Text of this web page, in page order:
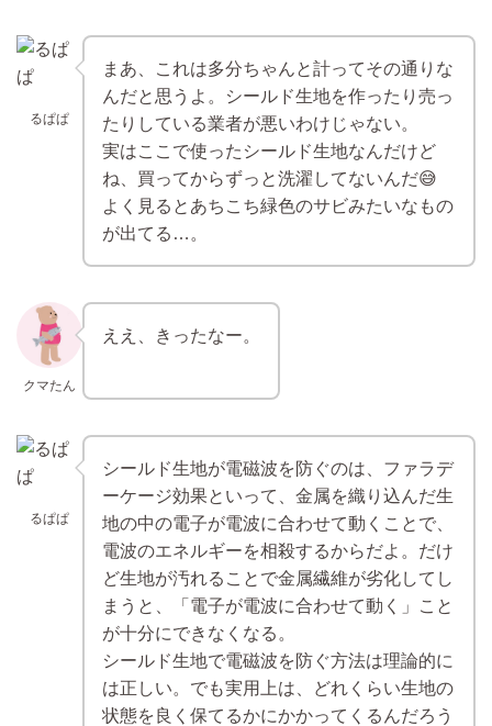
るぱぱ
まあ、これは多分ちゃんと計ってその通りな
んだと思うよ。シールド生地を作ったり売っ
たりしている業者が悪いわけじゃない。
実はここで使ったシールド生地なんだけど
ね、買ってからずっと洗濯してないんだ😅
よく見るとあちこち緑色のサビみたいなもの
が出てる…。
クマたん
ええ、きったなー。
るぱぱ
シールド生地が電磁波を防ぐのは、ファラデ
ーケージ効果といって、金属を織り込んだ生
地の中の電子が電波に合わせて動くことで、
電波のエネルギーを相殺するからだよ。だけ
ど生地が汚れることで金属繊維が劣化してし
まうと、「電子が電波に合わせて動く」こと
が十分にできなくなる。
シールド生地で電磁波を防ぐ方法は理論的に
は正しい。でも実用上は、どれくらい生地の
状態を良く保てるかにかかってくるんだろう